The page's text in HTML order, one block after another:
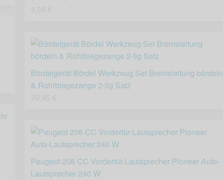
Bördelgerät Bördel Werkzeug Set Bremsleitung bördeln
& Rohrbiegezange 2-tlg Satz
Peugeot 206 CC Vordertür-Lautsprecher Pioneer Auto-
Lautsprecher 240 W